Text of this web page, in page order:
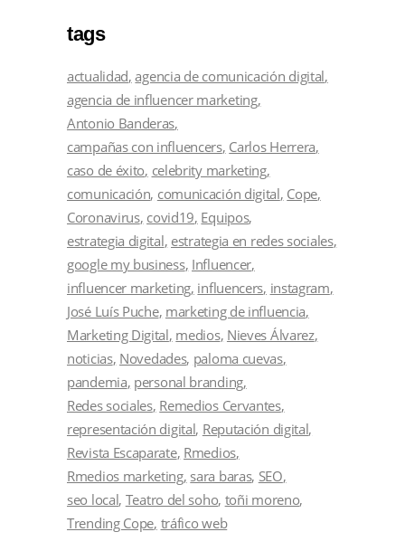
tags
actualidad agencia de comunicación digital
agencia de influencer marketing
Antonio Banderas
campañas con influencers Carlos Herrera
caso de éxito celebrity marketing
comunicación comunicación digital Cope
Coronavirus covid19 Equipos
estrategia digital estrategia en redes sociales
google my business Influencer
influencer marketing influencers instagram
José Luís Puche marketing de influencia
Marketing Digital medios Nieves Álvarez
noticias Novedades paloma cuevas
pandemia personal branding
Redes sociales Remedios Cervantes
representación digital Reputación digital
Revista Escaparate Rmedios
Rmedios marketing sara baras SEO
seo local Teatro del soho toñi moreno
Trending Cope tráfico web